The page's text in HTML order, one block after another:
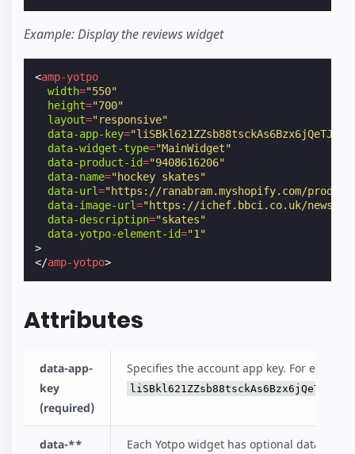
Example: Display the reviews widget
<amp-yotpo
width="550"
height="700"
layout="responsive"
data-app-key=
data-widget-type="MainWidget"
data-product-id="9408616206"
data-name="hockey skates"
data-url="https://ranabram.myshopify.com/
data-image-url="https://ichef.bbci.co.uk/news/
data-descriptipn="skates"
data-yotpo-element-id="1"
>
</amp-yotpo>
Attributes
data-app-
key
(required)
Specifies the account app key. For
data-**
Each Yotpo widget has optional data